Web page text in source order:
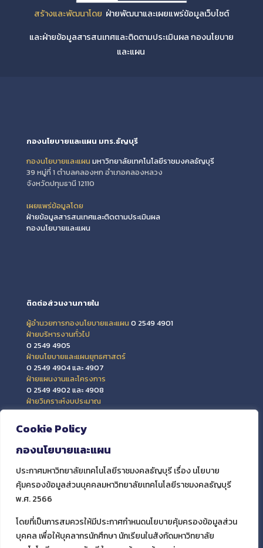
Cookie Policy
กองนโยบายและแผน
ประกาศมหาวิทยาลัยเทคโนโลยีราชมงคลธัญบุรี เรื่อง นโยบาย
คุ้มครองข้อมูลส่วนบุคคลมหาวิทยาลัยเทคโนโลยีราชมงคลธัญบุรี
พ.ศ. 2566
โดยที่เป็นการสมควรให้มีประกาศกำหนดนโยบายคุ้มครองข้อมูลส่วน
บุคคล เพื่อให้บุคลากรนักศึกษา นักเรียนในสังกัดมหาวิทยาลัย
สร้างและพัฒนาโดย ฝ่ายพัฒนาและเผยแพร่ข้อมูลเว็บไซต์
และฝ่ายข้อมูลสารสนเทศและติดตามประเมินผล กองนโยบาย
และแผน
กองนโยบายและแผน มทร.ธัญบุรี
กองนโยบายและแผน มหาวิทยาลัยเทคโนโลยีราชมงคลธัญบุรี
39 หมู่ที่ 1 ตำบลคลองหก อำเภอคลองหลวง
จังหวัดปทุมธานี 12110
เผยแพร่ข้อมูลโดย
ฝ่ายข้อมูลสารสนเทศและติดตามประเมินผล
กองนโยบายและแผน
ติดต่อส่วนงานภายใน
ผู้อำนวยการกองนโยบายและแผน 0 2549 4901
ฝ่ายบริหารงานทั่วไป
0 2549 4905
ฝ่ายนโยบายและแผนยุทธศาสตร์
0 2549 4904 และ 4907
ฝ่ายแผนงานและโครงการ
0 2549 4902 และ 4908
ฝ่ายวิเคราะห์งบประมาณ
0 2549 4903 และ 4909
ฝ่ายข้อมูลสารสนเทศและติดตามประเมินผล
0 2549 4906